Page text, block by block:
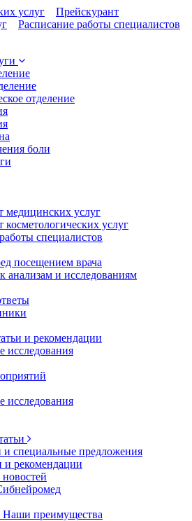
услуг
Прейскурант
Расписание работы специалистов
отделение
боли
медицинских услуг
косметологических услуг
специалистов
посещением врача
анализам и исследованиям
и рекомендации
исследования
исследования
специальные предложения
и рекомендации
преимущества